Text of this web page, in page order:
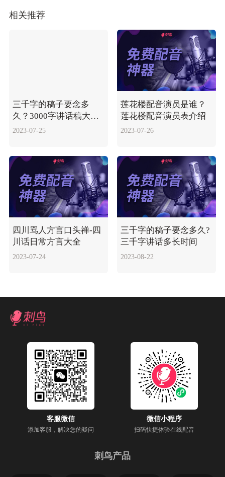
相关推荐
三千字的稿子要念多
久？3000字讲话稿大概
需多长时间？
2023-07-25
莲花楼配音演员是谁？
莲花楼配音演员表介绍
2023-07-26
四川骂人方言口头禅-四
川话日常方言大全
2023-07-24
三千字的稿子要念多久?
三千字讲话多长时间
2023-08-22
客服微信
添加客服，解决您的疑问
微信小程序
扫码快捷体验在线配音
刺鸟产品